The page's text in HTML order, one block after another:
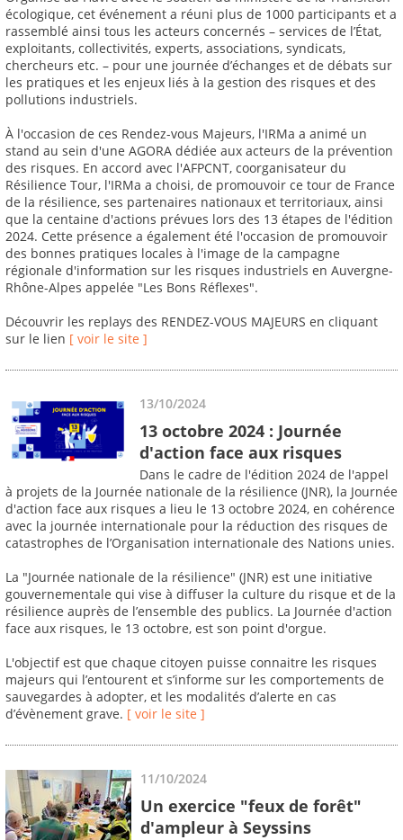
écologique, cet événement a réuni plus de 1000 participants et a
rassemblé ainsi tous les acteurs concernés – services de l’État,
exploitants, collectivités, experts, associations, syndicats,
chercheurs etc. – pour une journée d’échanges et de débats sur
les pratiques et les enjeux liés à la gestion des risques et des
pollutions industriels.
À l'occasion de ces Rendez-vous Majeurs, l'IRMa a animé un
stand au sein d'une AGORA dédiée aux acteurs de la prévention
des risques. En accord avec l'AFPCNT, coorganisateur du
Résilience Tour, l'IRMa a choisi, de promouvoir ce tour de France
de la résilience, ses partenaires nationaux et territoriaux, ainsi
que la centaine d'actions prévues lors des 13 étapes de l'édition
2024. Cette présence a également été l'occasion de promouvoir
des bonnes pratiques locales à l'image de la campagne
régionale d'information sur les risques industriels en Auvergne-
Rhône-Alpes appelée "Les Bons Réflexes".
Découvrir les replays des RENDEZ-VOUS MAJEURS en cliquant
sur le lien [ voir le site ]
13/10/2024
13 octobre 2024 : Journée
d'action face aux risques
Dans le cadre de l'édition 2024 de l'appel
à projets de la Journée nationale de la résilience (JNR), la Journée
d'action face aux risques a lieu le 13 octobre 2024, en cohérence
avec la journée internationale pour la réduction des risques de
catastrophes de l’Organisation internationale des Nations unies.
La "Journée nationale de la résilience" (JNR) est une initiative
gouvernementale qui vise à diffuser la culture du risque et de la
résilience auprès de l’ensemble des publics. La Journée d'action
face aux risques, le 13 octobre, est son point d'orgue.
L'objectif est que chaque citoyen puisse connaitre les risques
majeurs qui l’entourent et s’informe sur les comportements de
sauvegardes à adopter, et les modalités d’alerte en cas
d’évènement grave. [ voir le site ]
11/10/2024
Un exercice "feux de forêt"
d'ampleur à Seyssins